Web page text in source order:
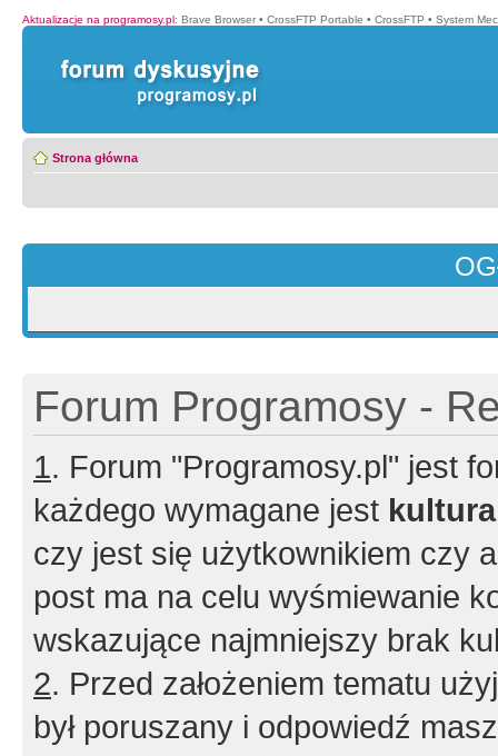
Aktualizacje na programosy.pl: Brave Browser • CrossFTP Portable • CrossFTP • System
Strona główna
Forum Programosy -
1. Forum "Programosy.pl" jest
każdego wymagane jest
czy jest się użytkownikiem czy
post ma na celu wyśmiewanie
wskazujące najmniejszy brak
2. Przed założeniem tematu
był poruszany i odpowiedź